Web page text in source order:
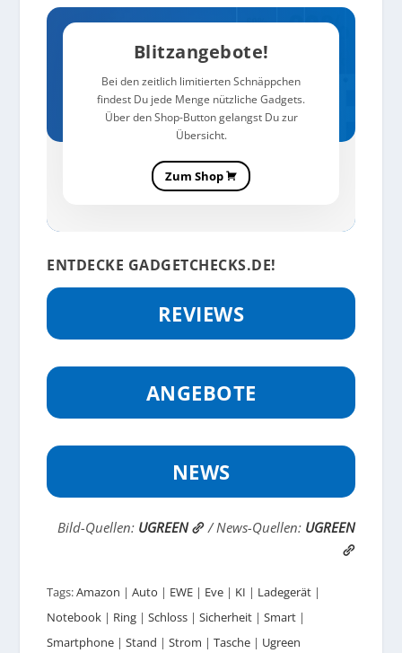
Blitzangebote!
Bei den zeitlich limitierten Schnäppchen
findest Du jede Menge nützliche Gadgets.
Über den Shop-Button gelangst Du zur
Übersicht.
Zum Shop
ENTDECKE GADGETCHECKS.DE!
REVIEWS
ANGEBOTE
NEWS
Bild-Quellen: UGREEN / News-Quellen: UGREEN
Tags:Amazon |Auto | EWE | Eve | KI | Ladegerät |
Notebook | Ring |Schloss |Sicherheit |Smart |
Smartphone |Stand |Strom |Tasche | Ugreen